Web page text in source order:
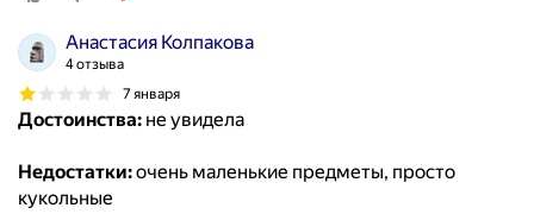
Анастасия Колпакова
4 отзыва
7 января
Достоинства: не увидела
Недостатки:очень маленькие предметы, просто
кукольные